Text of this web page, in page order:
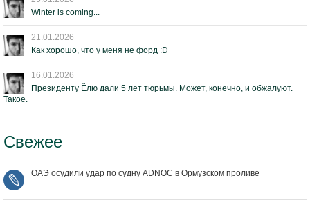
Winter is coming...
21.01.2026
Как хорошо, что у меня не форд :D
16.01.2026
Президенту Ёлю дали 5 лет тюрьмы. Может, конечно, и обжалуют.
Такое.
Свежее
ОАЭ осудили удар по судну ADNOC в Ормузском проливе